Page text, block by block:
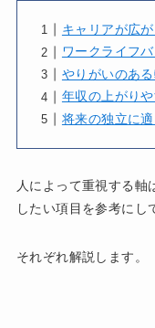
キャリアが広
ワークライフ
やりがいのあ
年収の上がり
将来の独立に
人によって重視する軸
したい項目を参考にし
それぞれ解説します。